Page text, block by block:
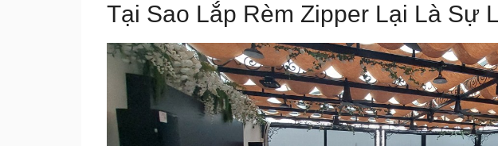
Tại Sao Lắp Rèm Zipper Lại Là Sự